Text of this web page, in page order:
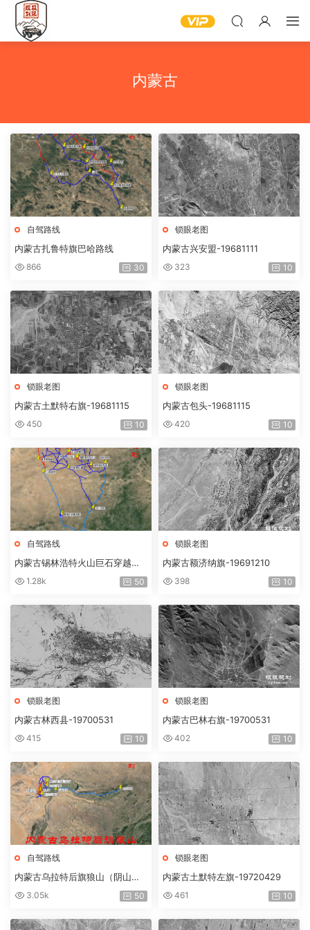
内蒙古
自驾路线
内蒙古扎鲁特旗巴哈路线
866 30
锁眼老图
内蒙古兴安盟-19681111
323 10
锁眼老图
内蒙古土默特右旗-19681115
450 10
锁眼老图
内蒙古包头-19681115
420 10
自驾路线
内蒙古锡林浩特火山巨石穿越路
线（国门+恐龙公园+查干敖包
1.28k 50
锁眼老图
内蒙古额济纳旗-19691210
398 10
锁眼老图
内蒙古林西县-19700531
415 10
锁眼老图
内蒙古巴林右旗-19700531
402 10
自驾路线
内蒙古乌拉特后旗狼山（阴山）
穿越路线
3.05k 50
锁眼老图
内蒙古土默特左旗-19720429
461 10